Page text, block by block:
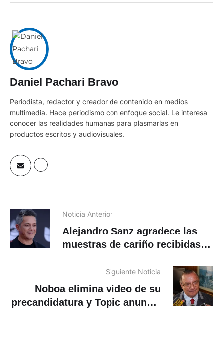
Daniel Pachari Bravo
Periodista, redactor y creador de contenido en medios
multimedia. Hace periodismo con enfoque social. Le interesa
conocer las realidades humanas para plasmarlas en
productos escritos y audiovisuales.
Noticia Anterior
Alejandro Sanz agradece las
muestras de cariño recibidas
Siguiente Noticia
Noboa elimina video de su
precandidatura y Topic anuncia